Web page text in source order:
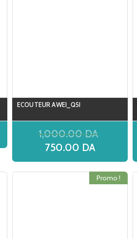
ECOUTEUR AWEI_Q5I
1,000.00DA
750.00 DA
Promo !